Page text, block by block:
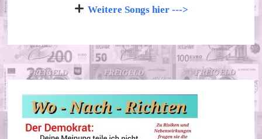
Weitere Songs hier --->